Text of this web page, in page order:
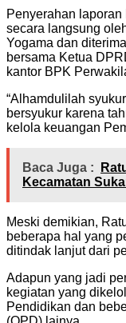
Penyerahan
secara langsung
Yogama dan
bersama Ketua
kantor BPK
“Alhamdulilah
bersyukur karena
kelola keuangan
Baca Juga :
Kecamatan
Meski demikian,
beberapa hal yang
ditindak lanjut dari
Adapun yang jadi
kegiatan yang
Pendidikan dan